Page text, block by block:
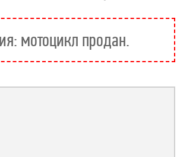
мотоцикл продан.